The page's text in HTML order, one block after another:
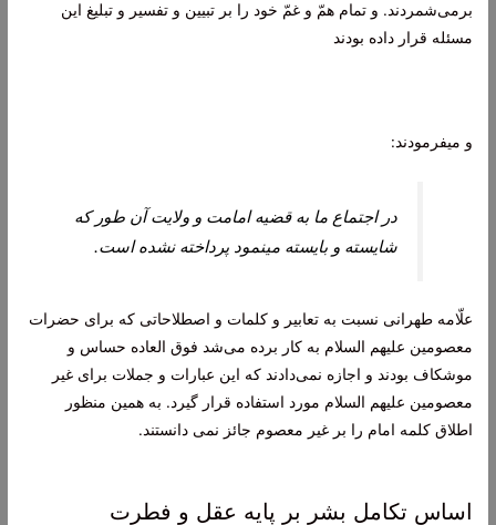
برمی‌شمردند. و تمام همّ و غمّ خود را بر تبيين و تفسير و تبليغ اين
مسئله قرار داده بودند
و می‏فرمودند:
در اجتماع ما به قضيه امامت و ولايت آن طور كه
شايسته و بايسته می‏نمود پرداخته نشده است.
علّامه طهرانى نسبت به تعابير و كلمات و اصطلاحاتى كه براى حضرات
معصومين علیهم السلام به كار برده می‌‏شد فوق العاده حساس و
موشكاف بودند و اجازه نمی‌دادند كه اين عبارات و جملات براى غير
معصومين علیهم السلام مورد استفاده قرار گيرد. به همین منظور
اطلاق کلمه امام را بر غیر معصوم جائز نمی دانستند.
اساس تکامل بشر بر پایه عقل و فطرت